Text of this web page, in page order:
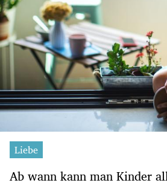
Liebe
Ab wann kann man Kinder